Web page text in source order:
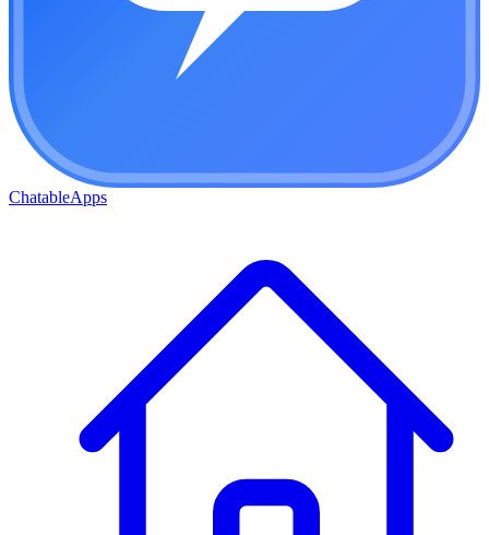
ChatableApps